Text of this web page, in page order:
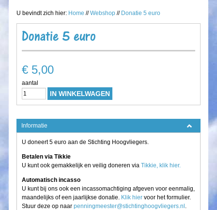
U bevindt zich hier: Home //Webshop // Donatie 5 euro
Donatie 5 euro
€ 5,00
aantal
Informatie
U doneert 5 euro aan de Stichting Hoogvliegers.
Betalen via Tikkie
U kunt ook gemakkelijk en veilig doneren viaTikkie, klik hier.
Automatisch incasso
U kunt bij ons ook een incassomachtiging afgeven voor eenmalig,
maandelijks of een jaarlijkse donatie. Klik hier voor het formulier.
Stuur deze op naarpenningmeester@stichtinghoogvliegers.nl .